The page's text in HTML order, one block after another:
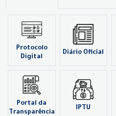
Protocolo
Digital
Diário Oficial
Portal da
Transparência
IPTU